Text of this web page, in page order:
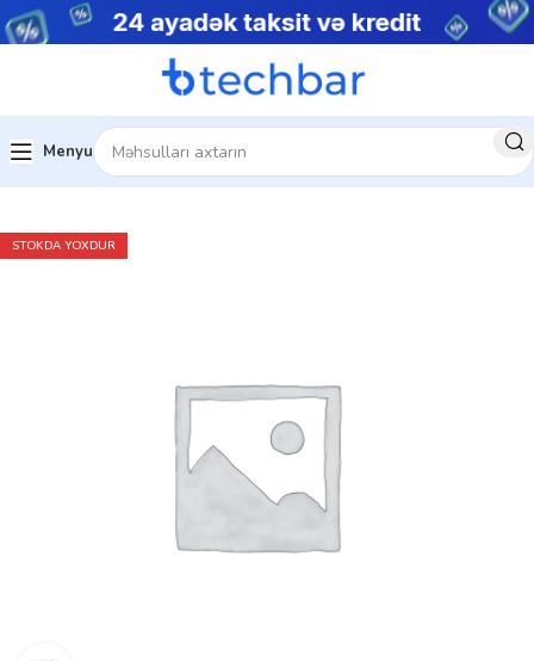
Menyu
Ev Kompüter aksesuarları Klaviaturalar
STOKDA YOXDUR